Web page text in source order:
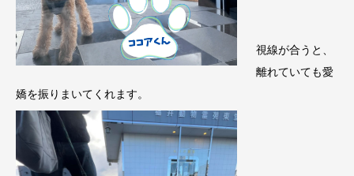
視線が合うと、
離れていても愛
嬌を振りまいてくれます。